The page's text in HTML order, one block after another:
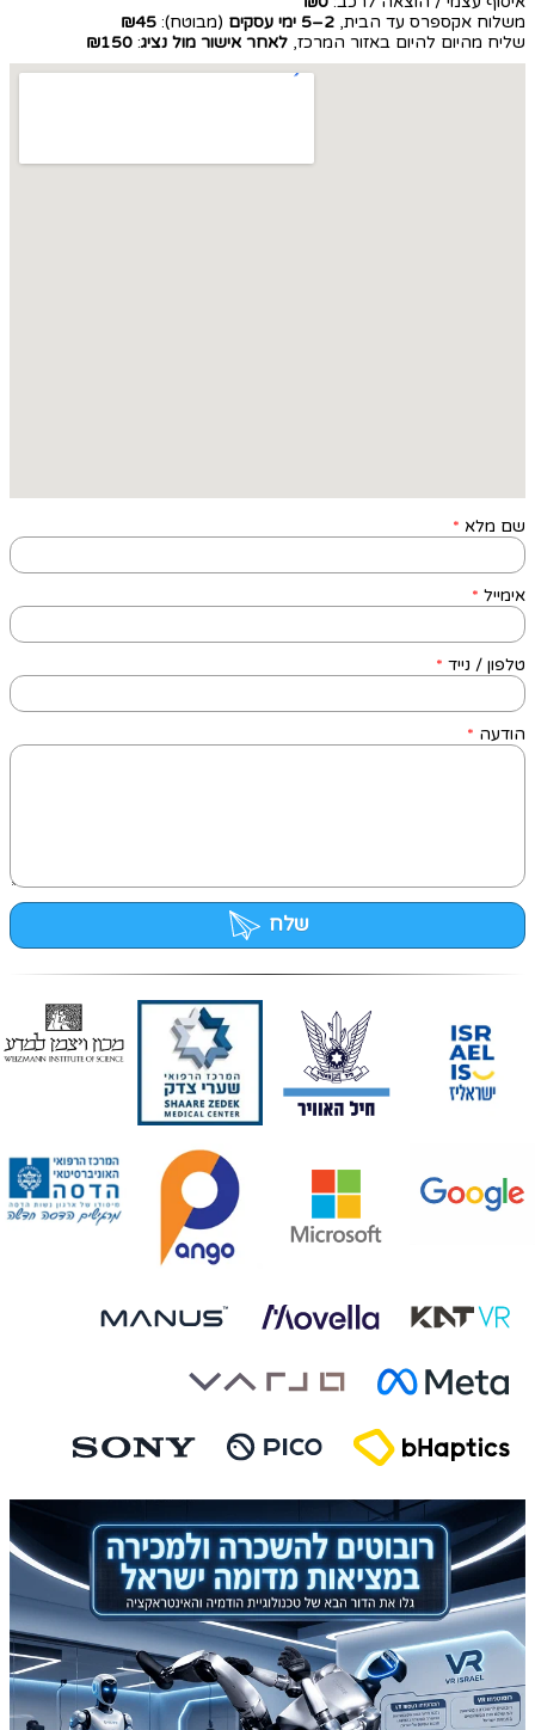
משלוח אקספרס עד הבית, 2–5 ימי עסקים (מבוטח): ₪45
שליח מהיום להיום באזור המרכז, לאחר אישור מול נציג:
₪150
שם מלא *
אימייל *
טלפון / נייד *
הודעה *
שלח